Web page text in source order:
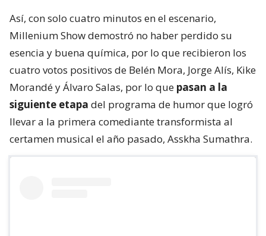
Así, con solo cuatro minutos en el escenario,
Millenium Show demostró no haber perdido su
esencia y buena química, por lo que recibieron los
cuatro votos positivos de Belén Mora, Jorge Alís, Kike
Morandé y Álvaro Salas, por lo que pasan a la
siguiente etapa del programa de humor que logró
llevar a la primera comediante transformista al
certamen musical el año pasado, Asskha Sumathra.